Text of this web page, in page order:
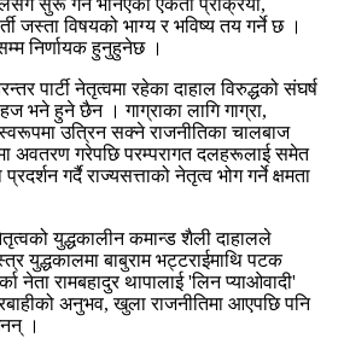
सुरू गर्ने भनिएको एकता प्रक्रिया,
जस्ता विषयको भाग्य र भविष्य तय गर्ने छ ।
निर्णायक हुनुहुनेछ ।
पार्टी नेतृत्वमा रहेका दाहाल विरुद्धको संघर्ष
भने हुने छैन । गाग्राका लागि गाग्रा,
उत्रिन सक्ने राजनीतिका चालबाज
अवतरण गरेपछि परम्परागत दलहरूलाई समेत
गर्दै राज्यसत्ताको नेतृत्व भोग गर्ने क्षमता
युद्धकालीन कमान्ड शैली दाहालले
युद्धकालमा बाबुराम भट्टराईमाथि पटक
नेता रामबहादुर थापालाई 'लिन प्याओवादी'
अनुभव, खुला राजनीतिमा आएपछि पनि
।